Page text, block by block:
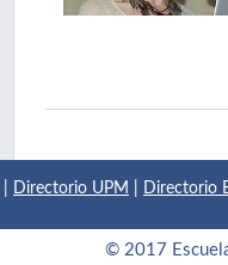
Directorio UPM Directorio
© 2017